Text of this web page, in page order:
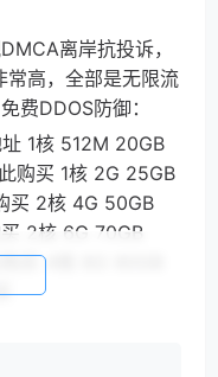
离岸抗投诉，
常高，全部是无限流
费DDOS防御：
1核 512M 20GB
购买 1核 2G 25GB
买 2核 4G 50GB
2核 6G 70GB
买 4核 8G 90GB